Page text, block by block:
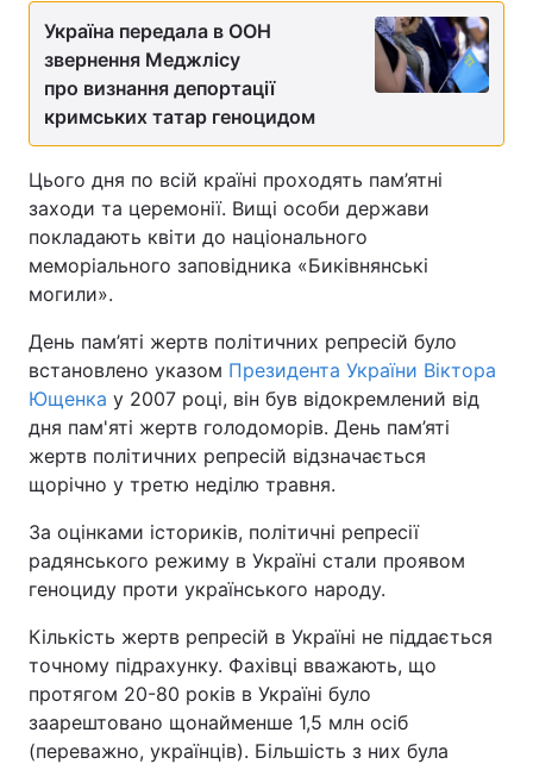
Україна передала в ООН
звернення Меджлісу
про визнання депортації
кримських татар геноцидом
Цього дня по всій країні проходять пам’ятні
заходи та церемонії. Вищі особи держави
покладають квіти до національного
меморіального заповідника «Биківнянські
могили».
День пам’яті жертв політичних репресій було
встановлено указом Президента України Віктора
Ющенка у 2007 році, він був відокремлений від
дня пам'яті жертв голодоморів. День пам’яті
жертв політичних репресій відзначається
щорічно у третю неділю травня.
За оцінками істориків, політичні репресії
радянського режиму в Україні стали проявом
геноциду проти українського народу.
Кількість жертв репресій в Україні не піддається
точному підрахунку. Фахівці вважають, що
протягом 20-80 років в Україні було
заарештовано щонайменше 1,5 млн осіб
(переважно, українців). Більшість з них була